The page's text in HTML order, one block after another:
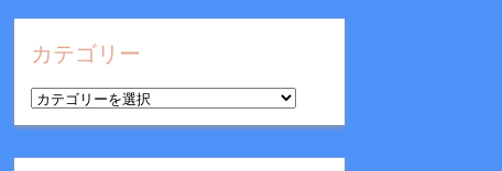
カ
イ
カテゴリー
カ
テ
ゴ